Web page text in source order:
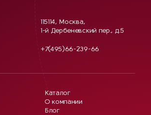
115114, Москва,
1-й Дербеневский пер., д.5
+7(495)66-239-66
Каталог
О компании
Блог